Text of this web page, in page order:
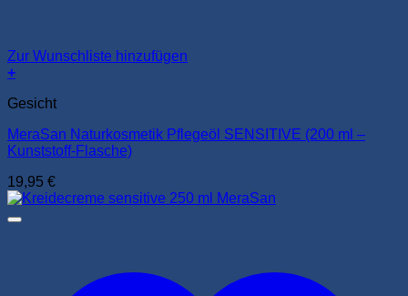
Zur Wunschliste hinzufügen
+
Gesicht
MeraSan Naturkosmetik Pflegeöl SENSITIVE (200 ml –
Kunststoff-Flasche)
19,95 €